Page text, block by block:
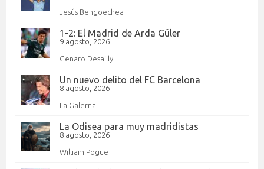
Jesús Bengoechea
1-2: El Madrid de Arda Güler
9 agosto, 2026
Genaro Desailly
Un nuevo delito del FC Barcelona
8 agosto, 2026
La Galerna
La Odisea para muy madridistas
8 agosto, 2026
William Pogue